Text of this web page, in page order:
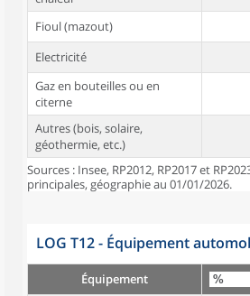
Fioul (mazout)
Electricité
Gaz en bouteilles ou en
citerne
Autres (bois, solaire,
géothermie, etc.)
Sources : Insee, RP2012, RP2017 et
principales, géographie au 01/01/2026.
LOG T12 - Équipement
Équipement